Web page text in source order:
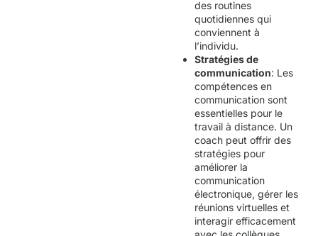
des routines
quotidiennes qui
conviennent à
l’individu.
Stratégies de
communication: Les
compétences en
communication sont
essentielles pour le
travail à distance. Un
coach peut offrir des
stratégies pour
améliorer la
communication
électronique, gérer les
réunions virtuelles et
interagir efficacement